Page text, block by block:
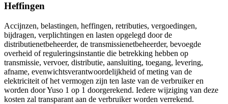
Heffingen
Accijnzen, belastingen, heffingen, retributies, vergoedingen,
bijdragen, verplichtingen en lasten opgelegd door de
distributienetbeheerder, de transmissienetbeheerder, bevoegde
overheid of reguleringsinstantie die betrekking hebben op
transmissie, vervoer, distributie, aansluiting, toegang, levering,
afname, evenwichtsverantwoordelijkheid of meting van de
elektriciteit of het vermogen zijn ten laste van de verbruiker en
worden door Yuso 1 op 1 doorgerekend. Iedere wijziging van deze
kosten zal transparant aan de verbruiker worden verrekend.